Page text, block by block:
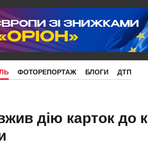
ФОТОРЕПОРТАЖ БЛОГИ ДТП
дію карток до